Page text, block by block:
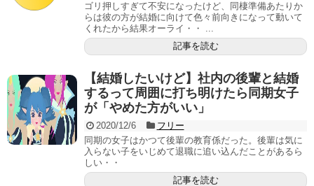
ゴリ押しすぎて不安になったけど、同棲準備あたりか
らは彼の方が結婚に向けて色々前向きになって動いて
くれたから結果オーライ・・ ...
記事を読む
【結婚したいけど】社内の後輩と結婚
するって周囲に打ち明けたら同期女子
が「やめた方がいい」
2020/12/6
フリー
同期の女子はかつて後輩の教育係だった。後輩は気に
入らない子をいじめて退職に追い込んだことがあるら
しい・・
記事を読む